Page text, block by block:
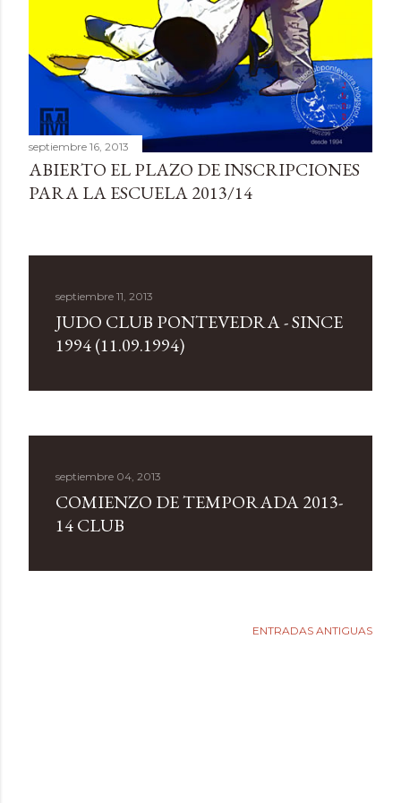
septiembre 16, 2013
ABIERTO EL PLAZO DE INSCRIPCIONES
PARA LA ESCUELA 2013/14
septiembre 11, 2013
JUDO CLUB PONTEVEDRA - SINCE
1994 (11.09.1994)
septiembre 04, 2013
COMIENZO DE TEMPORADA 2013-
14 CLUB
ENTRADAS ANTIGUAS